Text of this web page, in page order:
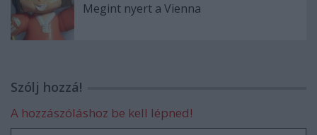
Megint nyert a Vienna
Szólj hozzá!
A hozzászóláshoz be kell lépned!